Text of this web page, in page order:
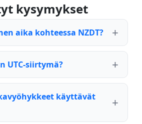
kysymykset
aika kohteessa NZDT?
UTC-siirtymä?
käyttävät